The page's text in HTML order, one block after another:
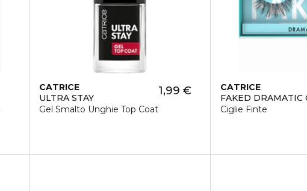
CATRICE
ULTRA STAY
Gel Smalto Unghie Top Coat
1,99 €
CATRICE
FAKED DRAMATIC
Ciglie Finte